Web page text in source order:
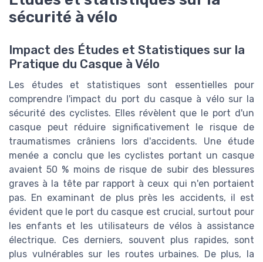
sécurité à vélo
Impact des Études et Statistiques sur la
Pratique du Casque à Vélo
Les études et statistiques sont essentielles pour
comprendre l'impact du port du casque à vélo sur la
sécurité des cyclistes. Elles révèlent que le port d'un
casque peut réduire significativement le risque de
traumatismes crâniens lors d'accidents. Une étude
menée a conclu que les cyclistes portant un casque
avaient 50 % moins de risque de subir des blessures
graves à la tête par rapport à ceux qui n'en portaient
pas. En examinant de plus près les accidents, il est
évident que le port du casque est crucial, surtout pour
les enfants et les utilisateurs de vélos à assistance
électrique. Ces derniers, souvent plus rapides, sont
plus vulnérables sur les routes urbaines. De plus, la